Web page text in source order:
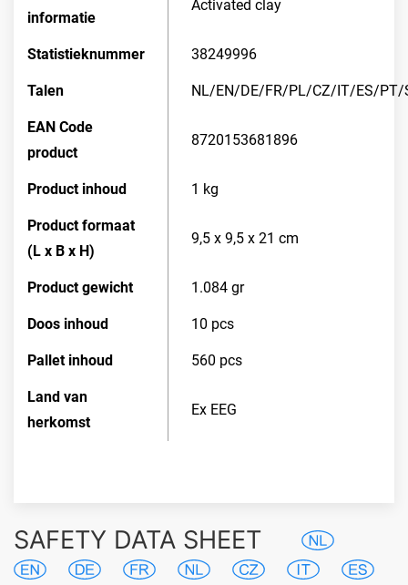
informatie
Activated clay
Statistieknummer 38249996
Talen NL/EN/DE/FR/PL/CZ/IT/ES/PT/
EAN Code
product
8720153681896
Product inhoud 1 kg
Product formaat
(L x B x H)
9,5 x 9,5 x 21 cm
Product gewicht 1.084 gr
Doos inhoud 10 pcs
Pallet inhoud 560 pcs
Land van
herkomst
Ex EEG
SAFETY DATA SHEET